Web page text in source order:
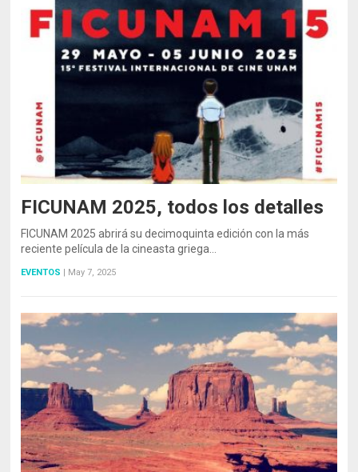
FICUNAM 2025, todos los detalles
FICUNAM 2025 abrirá su decimoquinta edición con la más
reciente película de la cineasta griega…
EVENTOS | May 7, 2025